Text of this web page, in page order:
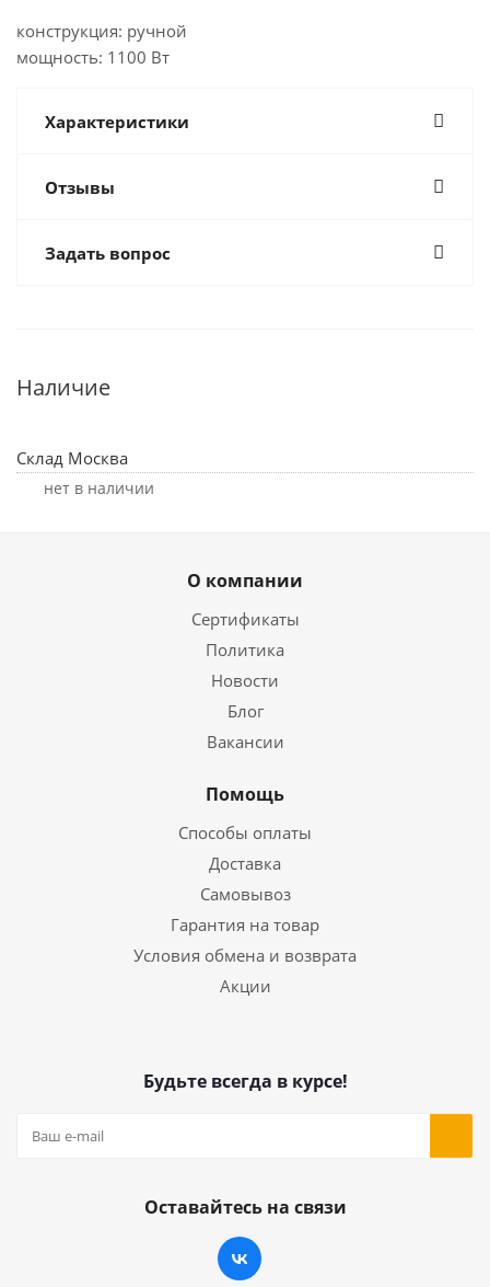
конструкция: ручной
мощность: 1100 Вт
Характеристики
Отзывы
Задать вопрос
Наличие
Склад Москва
Нет в наличии
О компании
Сертификаты
Политика
Новости
Блог
Вакансии
Помощь
Способы оплаты
Доставка
Самовывоз
Гарантия на товар
Условия обмена и возврата
Акции
Будьте всегда в курсе!
Оставайтесь на связи